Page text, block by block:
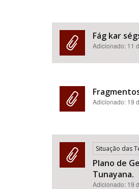
Fág kar
Adicionado: 11
Adicionado: 19
Situação das
Plano de
Tunayana.
Adicionado: 19